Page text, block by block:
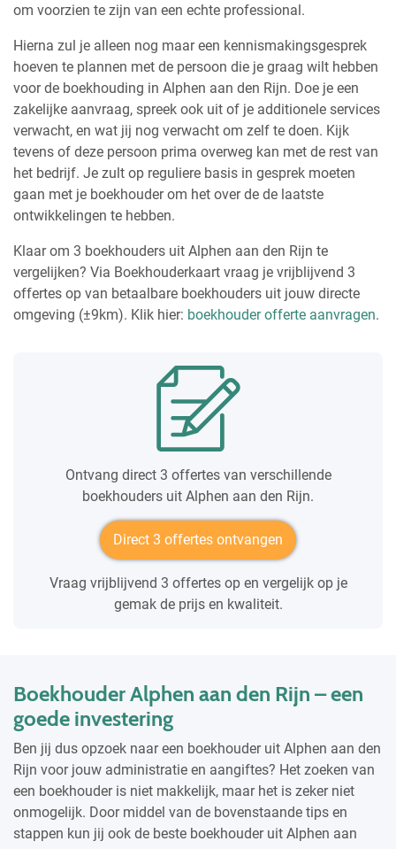
om voorzien te zijn van een echte professional.
Hierna zul je alleen nog maar een kennismakingsgesprek
hoeven te plannen met de persoon die je graag wilt hebben
voor de boekhouding in Alphen aan den Rijn. Doe je een
zakelijke aanvraag, spreek ook uit of je additionele services
verwacht, en wat jij nog verwacht om zelf te doen. Kijk
tevens of deze persoon prima overweg kan met de rest van
het bedrijf. Je zult op reguliere basis in gesprek moeten
gaan met je boekhouder om het over de de laatste
ontwikkelingen te hebben.
Klaar om 3 boekhouders uit Alphen aan den Rijn te
vergelijken? Via Boekhouderkaart vraag je vrijblijvend 3
offertes op van betaalbare boekhouders uit jouw directe
omgeving (±9km). Klik hier: boekhouder offerte aanvragen.
Ontvang direct 3 offertes van verschillende
boekhouders uit Alphen aan den Rijn.
Direct 3 offertes ontvangen
Vraag vrijblijvend 3 offertes op en vergelijk op je
gemak de prijs en kwaliteit.
Boekhouder Alphen aan den Rijn – een
goede investering
Ben jij dus opzoek naar een boekhouder uit Alphen aan den
Rijn voor jouw administratie en aangiftes? Het zoeken van
een boekhouder is niet makkelijk, maar het is zeker niet
onmogelijk. Door middel van de bovenstaande tips en
stappen kun jij ook de beste boekhouder uit Alphen aan